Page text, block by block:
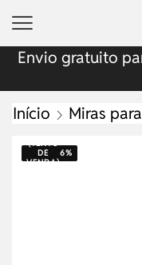
Envio gratuito
Início
Miras
(TEXTO
DE
VENDA)
6%